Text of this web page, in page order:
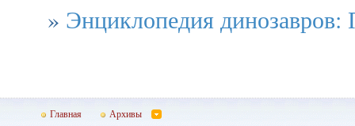
» Энциклопедия динозавров:
Главная Архивы